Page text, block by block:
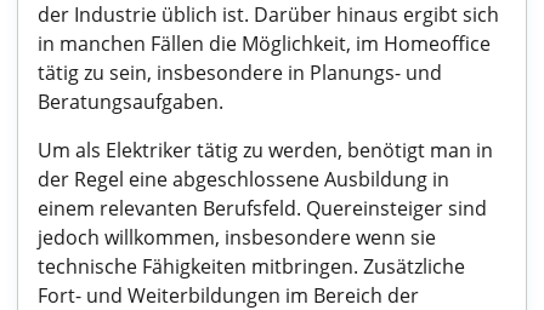
der Industrie üblich ist. Darüber hinaus ergibt sich
in manchen Fällen die Möglichkeit, im Homeoffice
tätig zu sein, insbesondere in Planungs- und
Beratungsaufgaben.
Um als Elektriker tätig zu werden, benötigt man in
der Regel eine abgeschlossene Ausbildung in
einem relevanten Berufsfeld. Quereinsteiger sind
jedoch willkommen, insbesondere wenn sie
technische Fähigkeiten mitbringen. Zusätzliche
Fort- und Weiterbildungen im Bereich der